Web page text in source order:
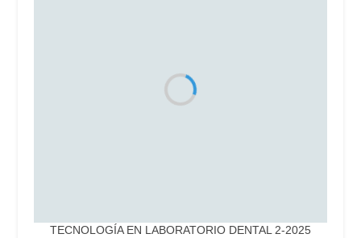
TECNOLOGÍA EN LABORATORIO DENTAL 2-2025